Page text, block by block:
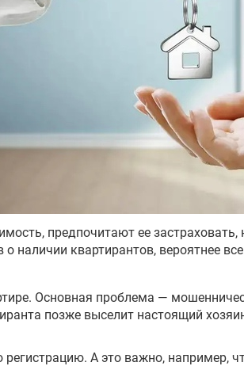
предпочитают ее застраховать,
о наличии квартирантов, вероятнее
Основная проблема —
позже выселит настоящий
А это важно, например,